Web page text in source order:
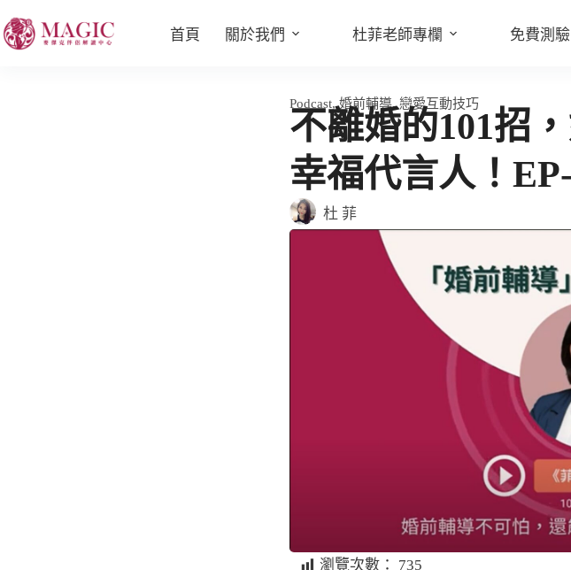
首頁 關於我們 杜菲老師專欄 免費測驗
Podcast,婚前輔導,戀愛互動技巧
不離婚的101招
幸福代言人！
杜 菲
瀏覽次數： 735